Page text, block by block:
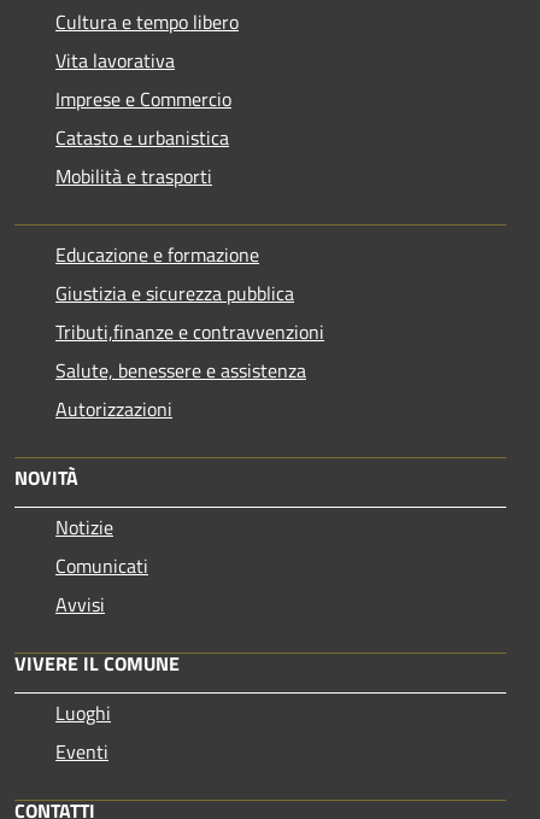
Cultura e tempo libero
Vita lavorativa
Imprese e Commercio
Catasto e urbanistica
Mobilità e trasporti
Educazione e formazione
Giustizia e sicurezza pubblica
Tributi,finanze e contravvenzioni
Salute, benessere e assistenza
Autorizzazioni
NOVITÀ
Notizie
Comunicati
Avvisi
VIVERE IL COMUNE
Luoghi
Eventi
CONTATTI